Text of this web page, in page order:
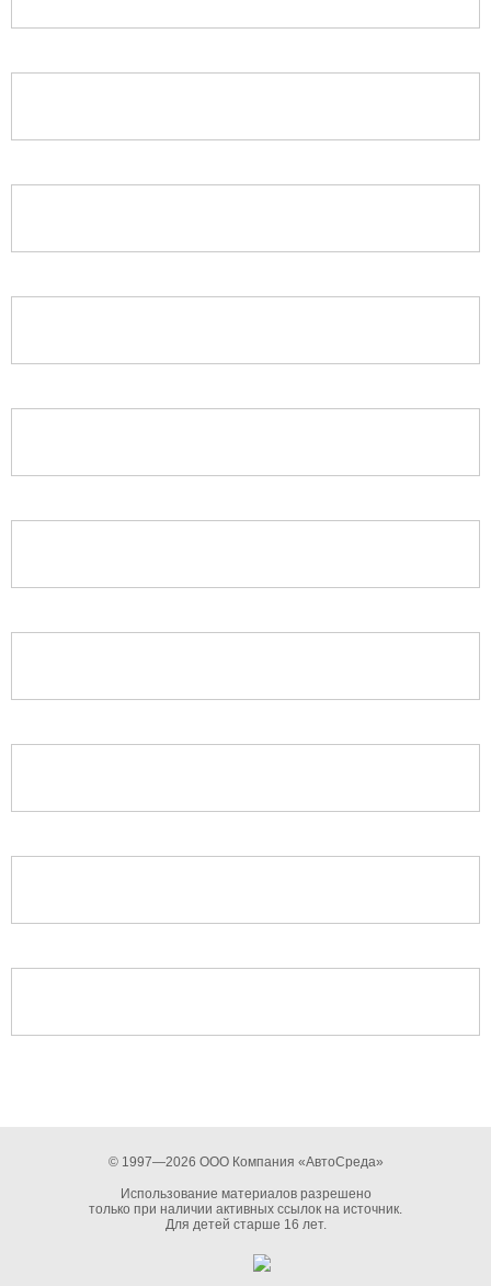
© 1997—2026 ООО Компания «АвтоСреда»
Использование материалов разрешено
только при наличии активных ссылок на источник.
Для детей старше 16 лет.